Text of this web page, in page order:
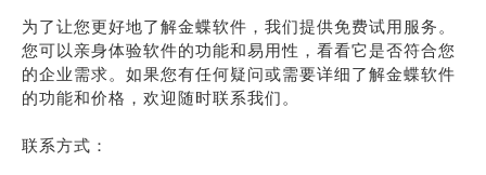
为了让您更好地了解金蝶软件，我们提供免费试用服务。
您可以亲身体验软件的功能和易用性，看看它是否符合您
的企业需求。如果您有任何疑问或需要详细了解金蝶软件
的功能和价格，欢迎随时联系我们。
联系方式：